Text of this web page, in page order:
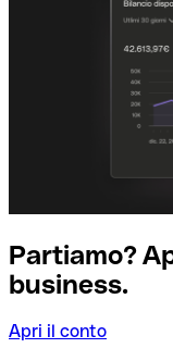
Partiamo?
business.
Apri il conto